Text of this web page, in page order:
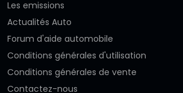
Les emissions
Actualités Auto
Forum d'aide automobile
Conditions générales d'utilisation
Conditions générales de vente
Contactez-nous